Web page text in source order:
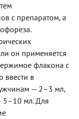
с препаратом, а
он применяется
флакона с
ввести в
— 2–3 мл,
мл. Для